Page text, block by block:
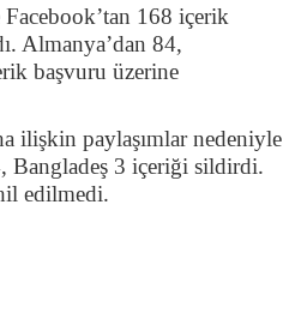
168 içerik
Almanya’dan 84,
başvuru üzerine
ilişkin paylaşımlar nedeniyle
Bangladeş 3 içeriği sildirdi.
edilmedi.